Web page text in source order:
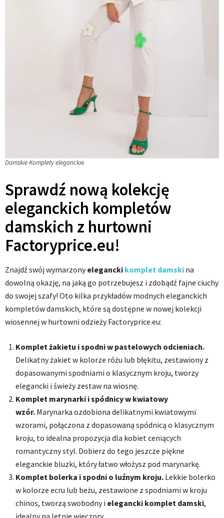
Damskie Komplety eleganckie
Sprawdź nową kolekcję
eleganckich kompletów
damskich z hurtowni
Factoryprice.eu!
Znajdź swój wymarzonyelegancki komplet damski na
dowolną okazję, na jaką go potrzebujesz i zdobądź fajne ciuchy
do swojej szafy! Oto kilka przykładów modnych eleganckich
kompletów damskich, które są dostępne w nowej kolekcji
wiosennej w hurtowni odzieży Factoryprice.eu:
Komplet żakietu i spodni w pastelowych odcieniach.
Delikatny żakiet w kolorze różu lub błękitu, zestawiony z
dopasowanymi spodniami o klasycznym kroju, tworzy
elegancki i świeży zestaw na wiosnę.
Komplet marynarki i spódnicy w kwiatowy
wzór. Marynarka ozdobiona delikatnymi kwiatowymi
wzorami, połączona z dopasowaną spódnicą o klasycznym
kroju, to idealna propozycja dla kobiet ceniących
romantyczny styl. Dobierz do tego jeszcze piękne
eleganckie bluzki, który łatwo włożysz pod marynarkę.
Komplet bolerka i spodni o luźnym kroju. Lekkie bolerko
w kolorze ecru lub beżu, zestawione z spodniami w kroju
chinos, tworzą swobodny i elegancki komplet damski,
idealny na letnie wieczory.